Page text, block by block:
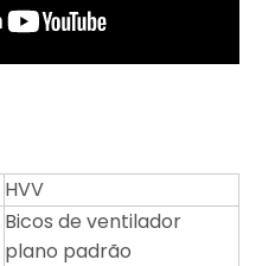
HVV
Bicos de ventilador
plano padrão